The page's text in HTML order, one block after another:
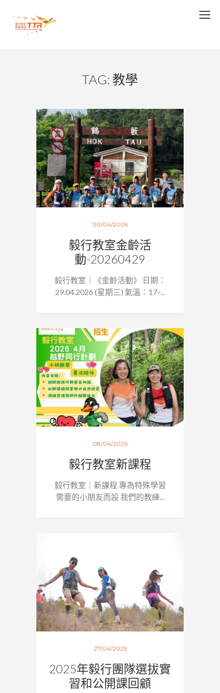
TAG: 教學
30/04/2026
毅行教室金齡活
動-20260429
毅行教室｜《金齡活動》 日期：
29.04.2026 (星期三) 氣溫：17–...
08/04/2026
毅行教室新課程
毅行教室｜新課程 專為特殊學習
需要的小朋友而設 我們的教練...
27/04/2025
2025年毅行團隊選拔實
習和公開課回顧